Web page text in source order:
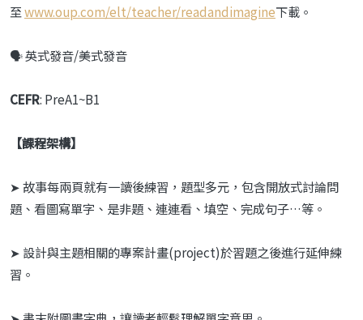
至www.oup.com/elt/teacher/readandimagine下載。
🗣️ 英式發音/美式發音
CEFR: PreA1~B1
【課程架構】
➤ 故事每兩頁就有一讀後練習，題型多元，包含開放式討論問
題、看圖寫單字、是非題、連連看、填空、完成句子…等。
➤ 設計與主題相關的專案計畫(project)於習題之後進行延伸練
習。